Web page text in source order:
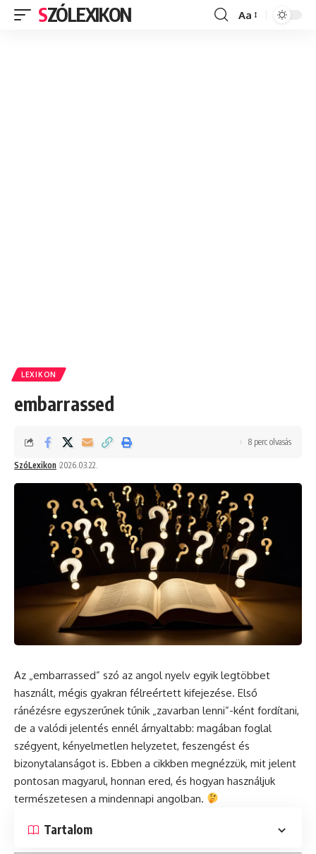
SZÓLEXIKON
Font
Aa
LEXIKON
embarrassed
SzóLexikon 2026.03.22.
8 perc olvasás
Az „embarrassed” szó az angol nyelv egyik legtöbbet
használt, mégis gyakran félreértett kifejezése. Első
ránézésre egyszerűnek tűnik „zavarban lenni”-ként fordítani,
de a valódi jelentés ennél árnyaltabb: magában foglal
szégyent, kényelmetlen helyzetet, feszengést és
bizonytalanságot is. Ebben a cikkben megnézzük, mit jelent
pontosan magyarul, honnan ered, és hogyan használjuk
természetesen a mindennapi angolban.
Tartalom